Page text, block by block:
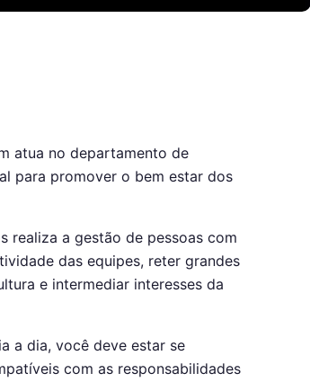
atua no departamento de
para promover o bem estar dos
realiza a gestão de pessoas com
das equipes, reter grandes
e intermediar interesses da
a dia, você deve estar se
com as responsabilidades